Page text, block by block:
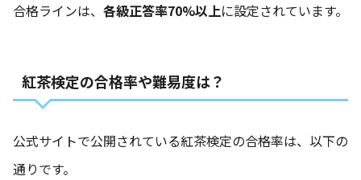
合格ラインは、 各級正答率70%以上に設定されています。
紅茶検定の合格率や難易度は？
公式サイトで公開されている紅茶検定の合格率は、以下の
通りです。